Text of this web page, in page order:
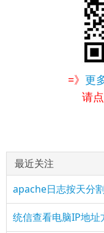
=》 更
请
最近关注
apache日志按天分
统信查看电脑IP地址